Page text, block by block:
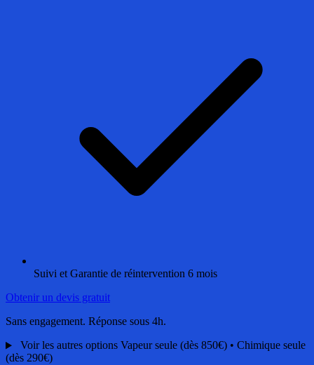
Suivi et Garantie de réintervention 6 mois
Obtenir un devis gratuit
Sans engagement. Réponse sous 4h.
Voir les autres options Vapeur seule (dès 850€) • Chimique seule
(dès 290€)